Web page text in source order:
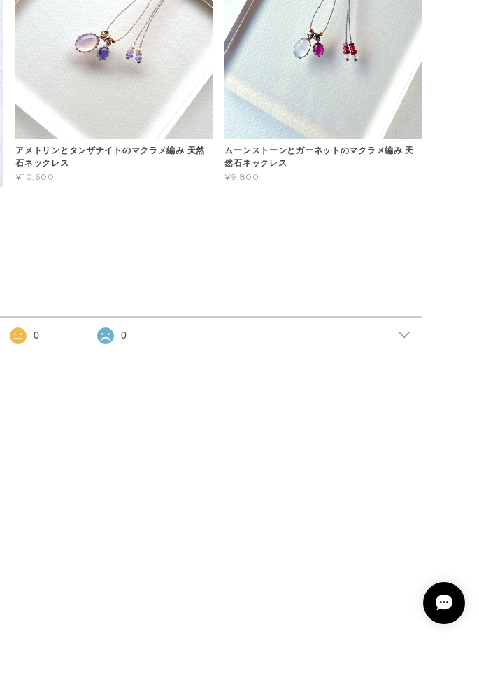
アメトリンとタンザナイトのマクラメ編み 天然
石ネックレス
¥10,600
ムーンストーンとガーネットのマクラメ編み 天
然石ネックレス
¥9,800
0 0